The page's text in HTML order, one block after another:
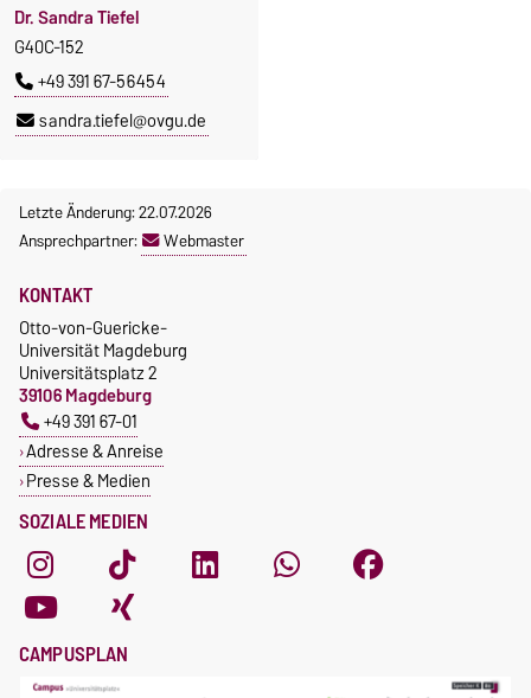
Dr. Sandra Tiefel
G40C-152
+49 391 67-56454
sandra.tiefel@ovgu.de
Letzte Änderung: 22.07.2026
Ansprechpartner:
Webmaster
SOZIALE MEDIEN
KONTAKT
Otto-von-Guericke-
Universität Magdeburg
Universitätsplatz 2
39106 Magdeburg
+49 391 67-01
Adresse & Anreise
Presse & Medien
CAMPUSPLAN